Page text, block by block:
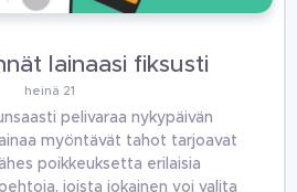
lainaasi fiksusti
heinä 21
pelivaraa nykypäivän
myöntävät tahot tarjoavat
poikkeuksetta erilaisia
joista jokainen voi valita